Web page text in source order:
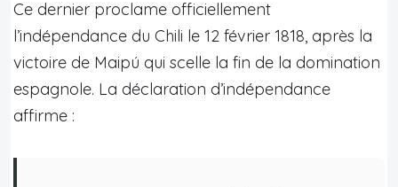
Ce dernier proclame officiellement
l’indépendance du Chili le 12 février 1818, après la
victoire de Maipú qui scelle la fin de la domination
espagnole. La déclaration d’indépendance
affirme :